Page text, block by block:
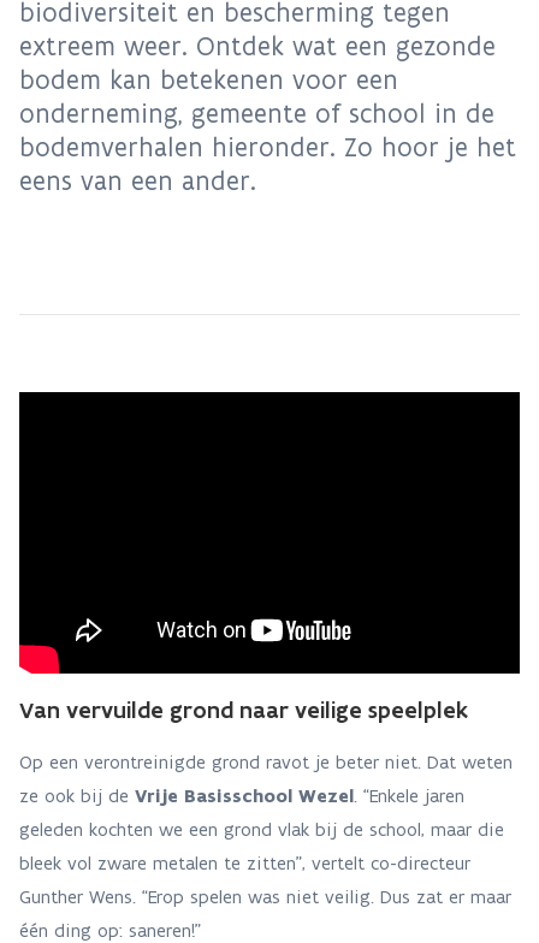
biodiversiteit en bescherming tegen
extreem weer. Ontdek wat een gezonde
bodem kan betekenen voor een
onderneming, gemeente of school in de
bodemverhalen hieronder. Zo hoor je het
eens van een ander.
Van vervuilde grond naar veilige speelplek
Op een verontreinigde grond ravot je beter niet. Dat weten
ze ook bij de Vrije Basisschool Wezel. “Enkele jaren
geleden kochten we een grond vlak bij de school, maar die
bleek vol zware metalen te zitten”, vertelt co-directeur
Gunther Wens. “Erop spelen was niet veilig. Dus zat er maar
één ding op: saneren!”